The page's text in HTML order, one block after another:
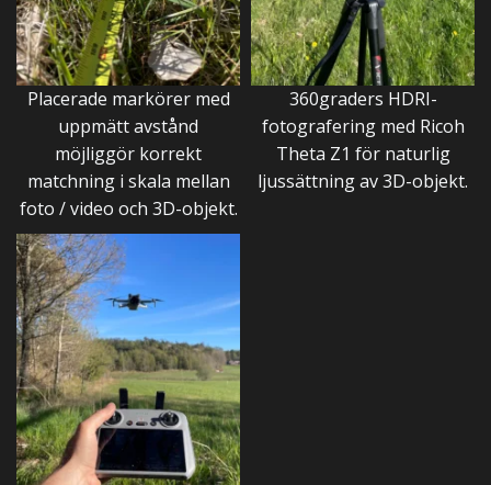
Placerade markörer med
uppmätt avstånd
möjliggör korrekt
matchning i skala mellan
foto / video och 3D-objekt.
360graders HDRI-
fotografering med Ricoh
Theta Z1 för naturlig
ljussättning av 3D-objekt.